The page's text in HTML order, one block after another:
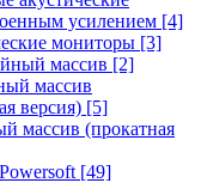
усилением [4]
мониторы [3]
массив [2]
массив
версия) [5]
массив (прокатная
[49]